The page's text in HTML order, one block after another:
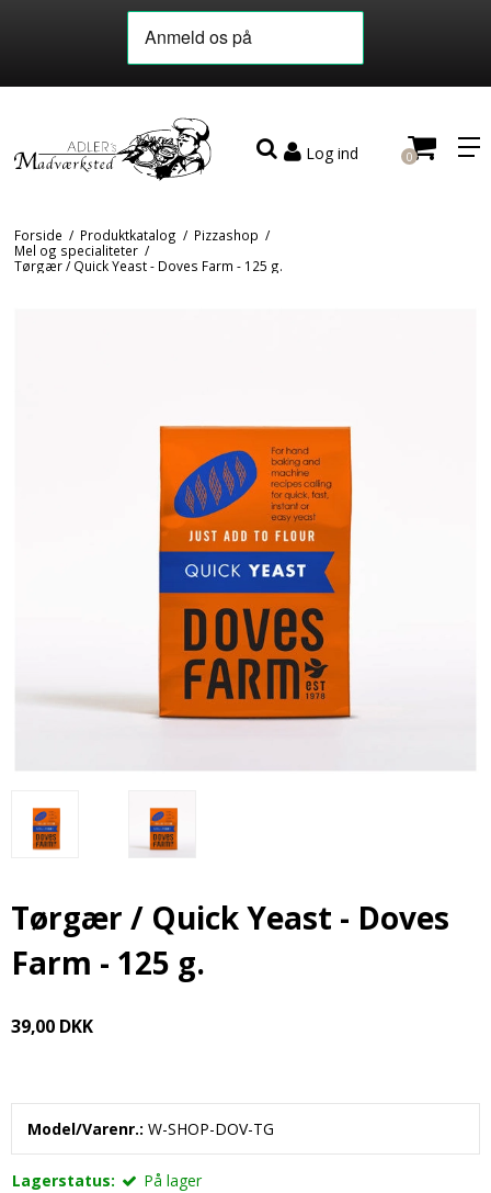
Log ind 0
Forside / Produktkatalog / Pizzashop /
Mel og specialiteter /
Tørgær / Quick Yeast - Doves Farm - 125 g.
Tørgær / Quick Yeast - Doves
Farm - 125 g.
39,00 DKK
Model/Varenr.: W-SHOP-DOV-TG
Lagerstatus: På lager